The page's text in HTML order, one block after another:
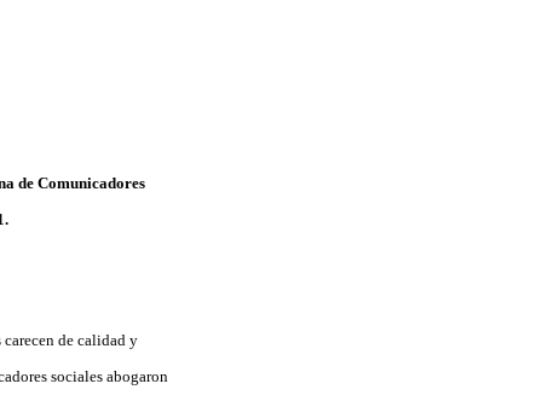
de Comunicadores
de calidad y
sociales abogaron